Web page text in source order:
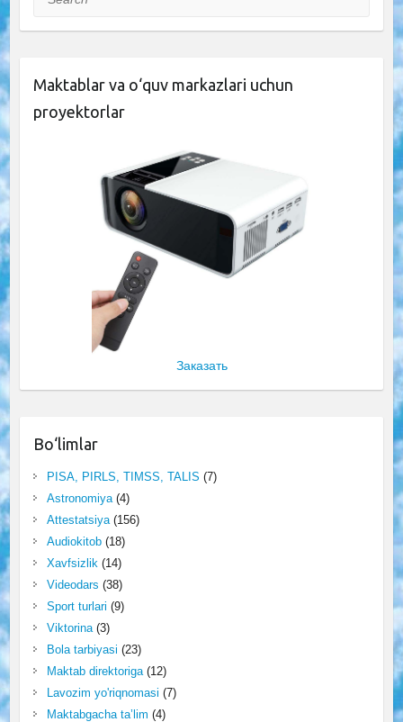
Maktablar va o‘quv markazlari uchun
proyektorlar
Заказать
Bo‘limlar
PISA, PIRLS, TIMSS, TALIS (7)
Astronomiya(4)
Attestatsiya(156)
Audiokitob(18)
Xavfsizlik(14)
Videodars (38)
Sport turlari (9)
Viktorina(3)
Bola tarbiyasi (23)
Maktab direktoriga(12)
Lavozim yo'riqnomasi (7)
Maktabgacha ta’lim (4)